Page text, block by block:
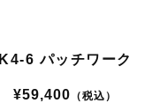
K4-6 パッチワーク
¥59,400 （税込）